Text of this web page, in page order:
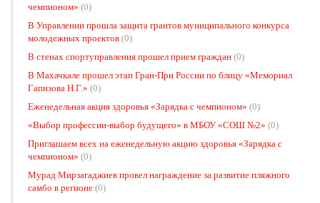
чемпионом» (0)
В Управлении прошла защита грантов муниципального конкурса
молодежных проектов (0)
В стенах спортуправления прошел прием граждан (0)
В Махачкале прошел этап Гран-При России по блицу «Мемориал
Гапизова Н.Г.» (0)
Еженедельная акция здоровья «Зарядка с чемпионом» (0)
«Выбор профессии-выбор будущего» в МБОУ «СОШ №2» (0)
Приглашаем всех на еженедельную акцию здоровья «Зарядка с
чемпионом» (0)
Мурад Мирзагаджиев провел награждение за развитие пляжного
самбо в регионе (0)